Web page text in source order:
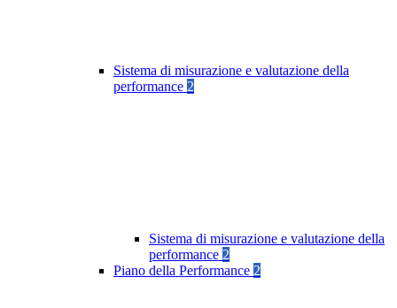
Sistema di misurazione e valutazione della
performance 2
Sistema di misurazione e valutazione della
performance 2
Piano della Performance 2